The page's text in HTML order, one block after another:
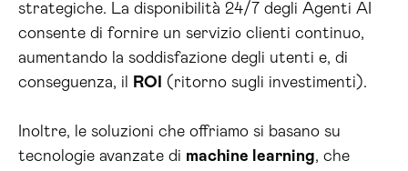
strategiche. La disponibilità 24/7 degli Agenti AI
consente di fornire un servizio clienti continuo,
aumentando la soddisfazione degli utenti e, di
conseguenza, il
ROI (ritorno sugli investimenti).
Inoltre, le soluzioni che offriamo si basano su
tecnologie avanzate di machine learning, che